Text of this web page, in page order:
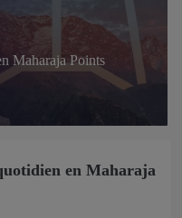
Maharaja Points
en Maharaja